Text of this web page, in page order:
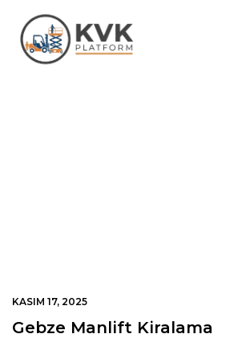
KASIM 17, 2025
Gebze Manlift Kiralama